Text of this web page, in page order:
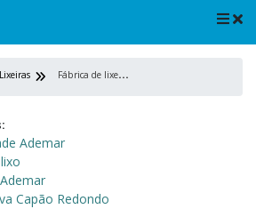
Lixeiras F
ábrica de lixeiras
Ademar
Capão Redondo